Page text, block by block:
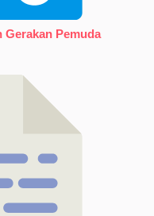
Pemuda